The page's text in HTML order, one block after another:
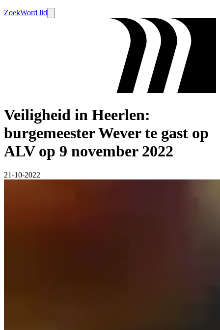
ZoekWord lid
Veiligheid in Heerlen:
burgemeester Wever te gast op
ALV op 9 november 2022
21-10-2022